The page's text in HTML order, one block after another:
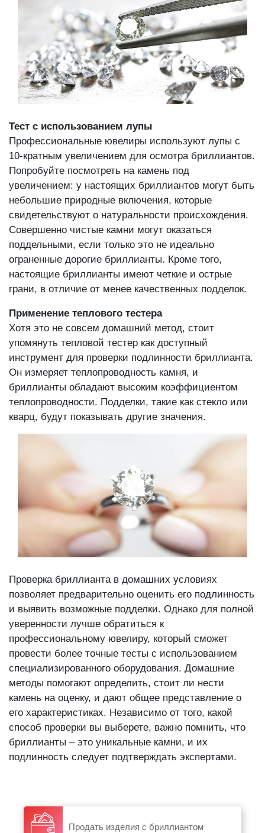
Тест с использованием лупы
Профессиональные ювелиры используют лупы с
10-кратным увеличением для осмотра бриллиантов.
Попробуйте посмотреть на камень под
увеличением: у настоящих бриллиантов могут быть
небольшие природные включения, которые
свидетельствуют о натуральности происхождения.
Совершенно чистые камни могут оказаться
поддельными, если только это не идеально
ограненные дорогие бриллианты. Кроме того,
настоящие бриллианты имеют четкие и острые
грани, в отличие от менее качественных подделок.
Применение теплового тестера
Хотя это не совсем домашний метод, стоит
упомянуть тепловой тестер как доступный
инструмент для проверки подлинности бриллианта.
Он измеряет теплопроводность камня, и
бриллианты обладают высоким коэффициентом
теплопроводности. Подделки, такие как стекло или
кварц, будут показывать другие значения.
Проверка бриллианта в домашних условиях
позволяет предварительно оценить его подлинность
и выявить возможные подделки. Однако для полной
уверенности лучше обратиться к
профессиональному ювелиру, который сможет
провести более точные тесты с использованием
специализированного оборудования. Домашние
методы помогают определить, стоит ли нести
камень на оценку, и дают общее представление о
его характеристиках. Независимо от того, какой
способ проверки вы выберете, важно помнить, что
бриллианты – это уникальные камни, и их
подлинность следует подтверждать экспертами.
Продать изделия с бриллиантом